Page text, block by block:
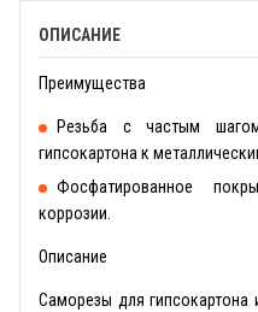
ОПИСАНИЕ
Преимущества
Резьба с частым
гипсокартона к
Фосфатированное
коррозии.
Описание
Саморезы для гипсокартона